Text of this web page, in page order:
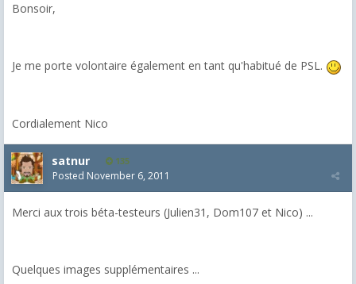
Bonsoir,
Je me porte volontaire également en tant qu'habitué de PSL.
Cordialement Nico
satnur 135
Posted November 6, 2011
Merci aux trois béta-testeurs (Julien31, Dom107 et Nico) ...
Quelques images supplémentaires ...